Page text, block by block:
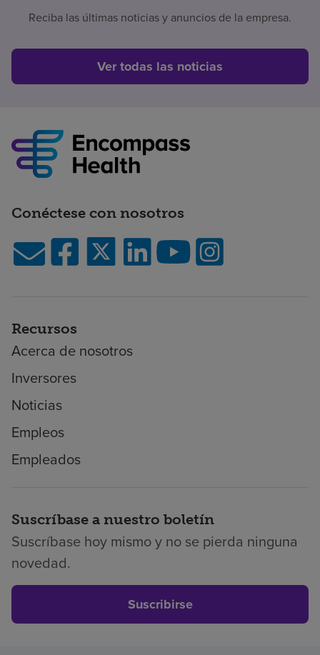
Reciba las últimas noticias y anuncios de la empresa.
Ver todas las noticias
Conéctese con nosotros
Recursos
Acerca de nosotros
Inversores
Noticias
Empleos
Empleados
Suscríbase a nuestro boletín
Suscríbase hoy mismo y no se pierda ninguna
novedad.
Suscribirse